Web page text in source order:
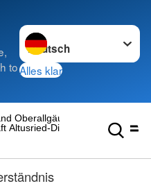
to
Sprache wechseln zu
Alles klar
Altusried-Dietmannsried
Oberallgäu